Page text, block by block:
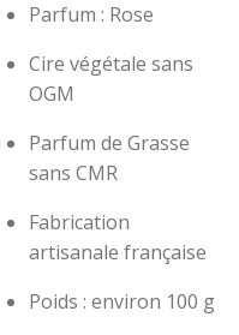
Parfum : Rose
Cire végétale sans
OGM
Parfum de Grasse
sans CMR
Fabrication
artisanale française
Poids : environ 100 g